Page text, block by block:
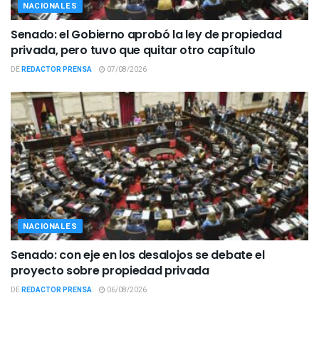
NACIONALES
Senado: el Gobierno aprobó la ley de propiedad
privada, pero tuvo que quitar otro capítulo
DEREDACTOR PRENSA 07/08/2026
NACIONALES
Senado: con eje en los desalojos se debate el
proyecto sobre propiedad privada
DEREDACTOR PRENSA 06/08/2026